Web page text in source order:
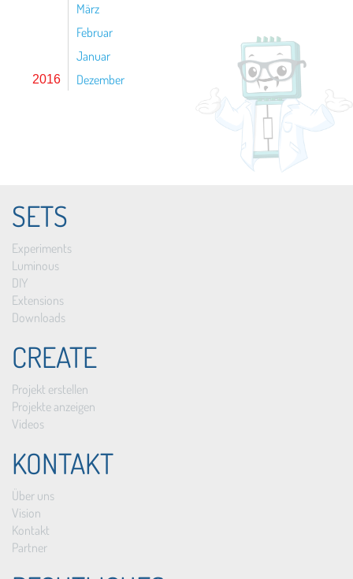
März
Februar
Januar
2016 Dezember
SETS
Experiments
Luminous
DIY
Extensions
Downloads
CREATE
Projekt erstellen
Projekte anzeigen
Videos
KONTAKT
Über uns
Vision
Kontakt
Partner